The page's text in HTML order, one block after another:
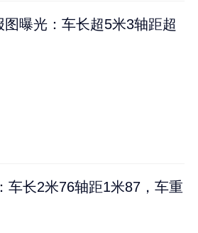
曝光：车长超5米3轴距超
车长2米76轴距1米87，车重